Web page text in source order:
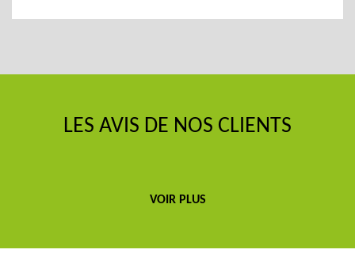
LES AVIS DE NOS CLIENTS
VOIR PLUS